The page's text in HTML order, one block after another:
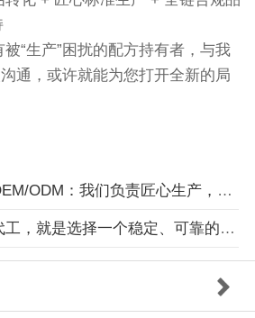
被“生产”困扰的配方持有者，与我
通，或许就能为您打开全新的局
上一篇：专业膏滋OEM/ODM：我们负责匠心生产，您专注品牌营销
下一篇：选择康瑞代工，就是选择一个稳定、可靠的膏滋品质后盾